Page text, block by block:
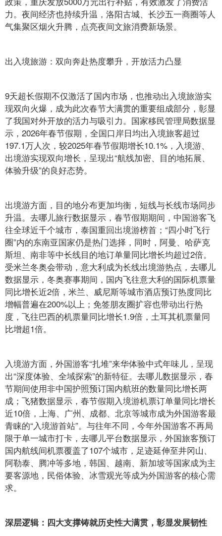
力。夜间经济也持续升温，洛阳古城、长沙五一商圈等人
气集聚区烟火升腾，点亮夜间文旅消费新场景。
出入境旅游：双向奔赴热度攀升，开放活力凸显
9天超长假期不仅激活了国内市场，也推动出入境旅游实
现双向火爆，成为此次春节大满贯的重要组成部分，彰显
了我国对外开放的活力与吸引力。国家移民管理局数据显
示，2026年春节假期，全国口岸日均出入境旅客超过
197.1万人次，较2025年春节假期增长10.1%，入境游、
出境游实现双向增长，呈现出“航线加密、目的地拓展、
体验升级”的良好态势。
出境游方面，目的地分布更加均衡，短线与长线市场同步
升温。去哪儿旅行数据显示，春节假期期间，中国游客飞
往全球近千个城市，泰国重回出境游榜首；“四小时飞行
圈”内的东南亚国家仍是热门选择，同时，阿曼、哈萨克
斯坦、南非等中长线目的地订单量同比增长均超过2倍。
受米兰冬奥会带动，意大利成为长线出境游热点，去哪儿
数据显示，冬奥赛事期间，国内飞往意大利的国际机票量
同比增长近2倍，米兰、威尼斯等城市酒店预订热度同比
增幅普遍在200%以上；免签朋友圈扩容也带动出行热
度，飞往巴西的机票量同比增长1.9倍，土耳其机票量同
比增超1倍。
入境游方面，外国游客“扎堆”来华体验中式年味儿，呈现
出“深度体验、全域探索”的新特征。去哪儿数据显示，春
节期间使用非中国护照预订国内航班的数量同比增长两
成；飞猪数据显示，春节假期入境游机票订单量同比增长
近10倍，上海、广州、成都、北京等城市成为外国游客最
青睐的“入境游首站”。与往年不同，今年外国游客不再局
限于单一城市打卡，去哪儿平台数据显示，外国旅客预订
国内航线间机票覆盖了107个城市，足迹延伸至井冈山、
阿勒泰、腾冲等多地，韩国、越南、新加坡等国家成为主
要客源地，民俗体验、冰雪观光等成为外国游客的核心需
求。
深层逻辑：四大支撑铸就历史性大满贯，彰显发展韧性